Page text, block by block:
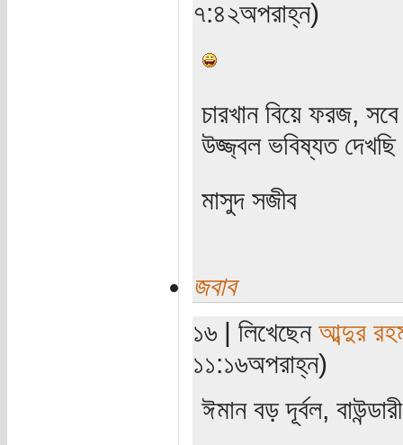
৭:৪২অপরাহ্ন)
চারখান বিয়ে ফরজ,
উজ্জ্বল ভবিষ্যত
মাসুদ সজীব
জবাব
১৬ | লিখেছেন আব্দুর
১১:১৬অপরাহ্ন)
ঈমান বড় দূর্বল,